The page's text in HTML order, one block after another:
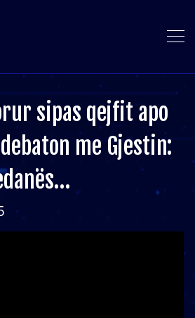
sipas qejfit apo
me Gjestin: